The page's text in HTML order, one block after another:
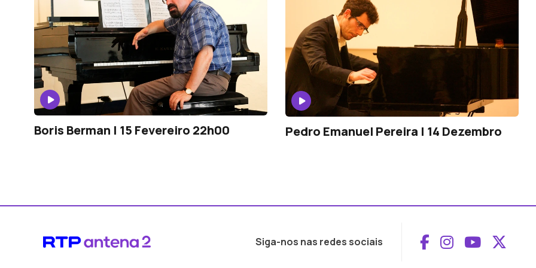
Boris Berman | 15 Fevereiro 22h00 Pedro Emanuel Pereira | 14 Dezembro
Siga-nos nas redes sociais Aceder ao
Aceder ao
Aceder